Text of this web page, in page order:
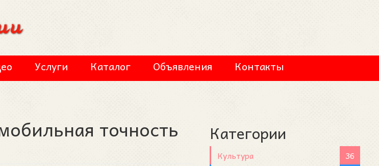
Услуги Каталог Объявления Контакты
точность Категории
Культура
36